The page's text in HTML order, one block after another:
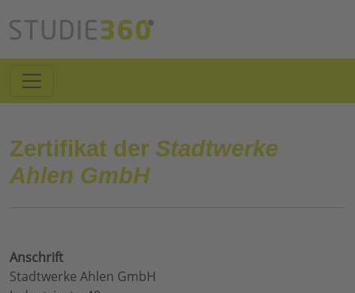
Zertifikat der Stadtwerke
Ahlen GmbH
Anschrift
Stadtwerke Ahlen GmbH